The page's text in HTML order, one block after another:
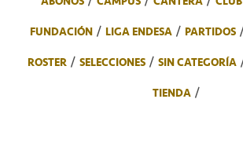
FUNDACIÓN
LIGA ENDESA PARTIDOS
ROSTER
SELECCIONES SIN CATEGORÍA
TIENDA